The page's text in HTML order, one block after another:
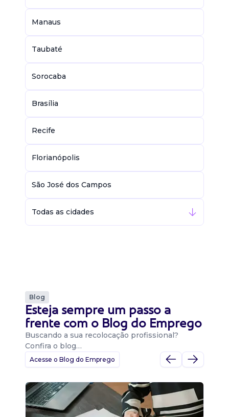
Manaus
Taubaté
Sorocaba
Brasília
Recife
Florianópolis
São José dos Campos
Todas as cidades
Blog
Esteja sempre um passo a
frente com o Blog do Emprego
Buscando a sua recolocação profissional?
Confira o blog…
Acesse o Blog do Emprego